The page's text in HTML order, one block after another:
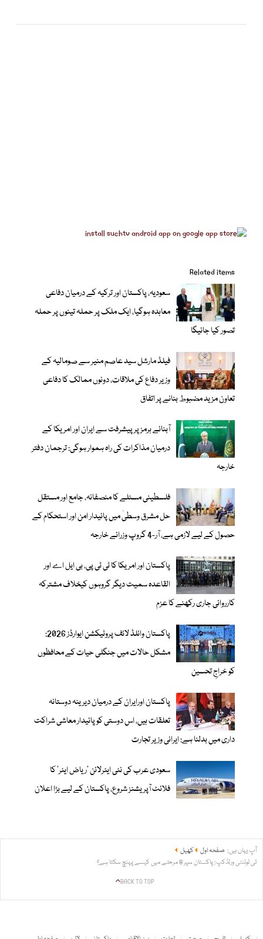
Related items
سعودیہ، پاکستان اور ترکیہ کے درمیان دفاعی
معاہدہ ہوگیا، ایک ملک پر حملہ تینوں پر حملہ
تصور کیا جائیگا
فیلڈ مارشل سید عاصم منیر سے صومالیہ کے
وزیر دفاع کی ملاقات، دونوں ممالک کا دفاعی
تعاون مزید مضبوط بنانے پر اتفاق
آبنائے ہرمز پر پیشرفت سے ایران اور امریکا کے
درمیان مذاکرات کی راہ ہموار ہوگی: ترجمان دفتر
خارجہ
فلسطینی مسئلے کا منصفانہ، جامع اور مستقل
حل مشرق وسطیٰ میں پائیدار امن اور استحکام کے
حصول کے لیے لازمی ہے، آر-4 گروپ وزرائے خارجہ
پاکستان اور امریکا کا ٹی ٹی پی، بی ایل اے اور
القاعدہ سمیت دیگر گروہوں کیخلاف مشترکہ
کارروائی جاری رکھنے کا عزم
پاکستان وائلڈ لائف پروٹیکشن ایوارڈز 2026:
مشکل حالات میں جنگلی حیات کے محافظوں
کو خراجِ تحسین
پاکستان اورایران کے درمیان دیرینہ دوستانہ
تعلقات ہیں، اس دوستی کوپائیدار معاشی شراکت
داری میں بدلنا ہے: ایرانی وزیر تجارت
سعودی عرب کی نئی ایئرلائن ‘ریاض ایئر’ کا
فلائٹ آپریشنز شروع، پاکستان کے لیے بڑا اعلان
آپ یہاں ہیں: صفحہ اول
کھیل
ٹی ٹوئنٹی ورلڈکپ: پاکستان سپر 8 مرحلے میں کیسے پہنچ سکتا ہے؟
BACK TO TOP